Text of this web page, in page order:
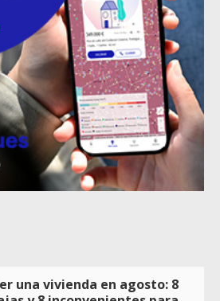
una vivienda en agosto: 8